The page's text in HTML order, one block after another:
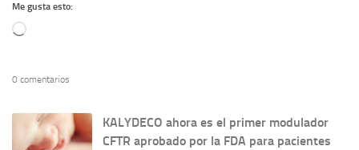
Me gusta esto:
Cargando...
0 comentarios
KALYDECO ahora es el primer modulador
CFTR aprobado por la FDA para pacientes